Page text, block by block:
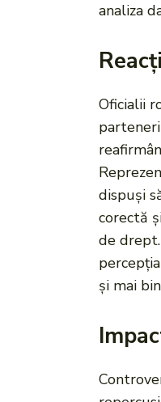
analiza
Oficialii
dispuși
corectă
de
și mai